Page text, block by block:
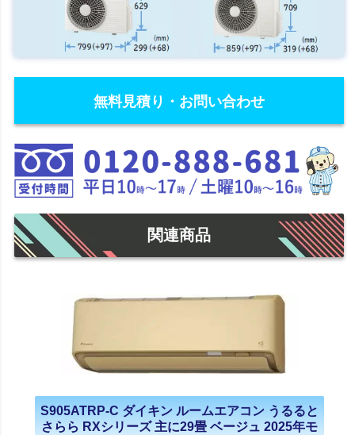
無料見積り・お問い合わせ
関連商品
S905ATRP-C ダイキン ルームエアコン うるると
さらら RXシリーズ 主に29畳 ベージュ 2025年モ